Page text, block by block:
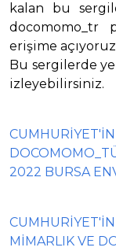
kalan bu
docomomo_tr
erişime
Bu sergilerde
izleyebilirsiniz.
2022 BURSA
MİMARLIK VE